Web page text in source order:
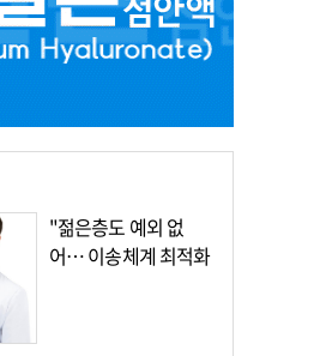
"젊은층도 예외 없
어… 이송체계 최적화